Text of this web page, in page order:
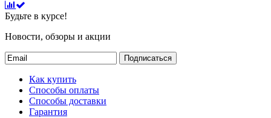
Будьте в курсе!
Новости, обзоры и акции
Подписаться
Как купить
Способы оплаты
Способы доставки
Гарантия